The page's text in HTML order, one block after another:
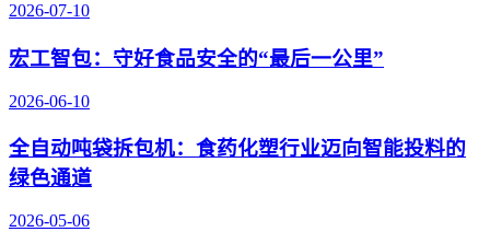
2026-07-10
宏工智包：守好食品安全的“最后一公里”
2026-06-10
全自动吨袋拆包机：食药化塑行业迈向智能投料的
绿色通道
2026-05-06